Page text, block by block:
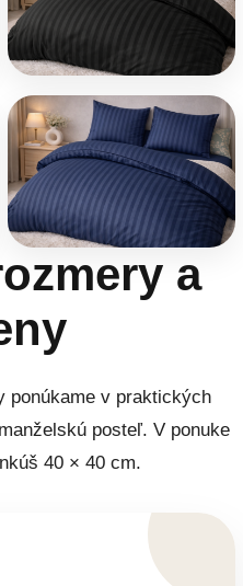
a
ponúkame v praktických
posteľ. V ponuke
40 × 40 cm.